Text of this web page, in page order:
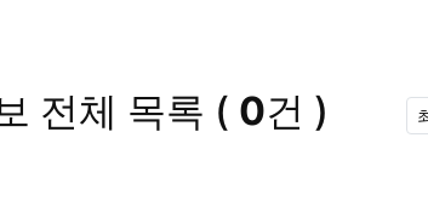
전체 목록 ( 0건 )